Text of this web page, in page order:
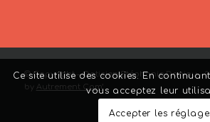
© Copyright – Opticien Stéphanie Danjou –
by Autrement Com’
Ce site utilise des cookies. En
vous acceptez leur
Accepter les